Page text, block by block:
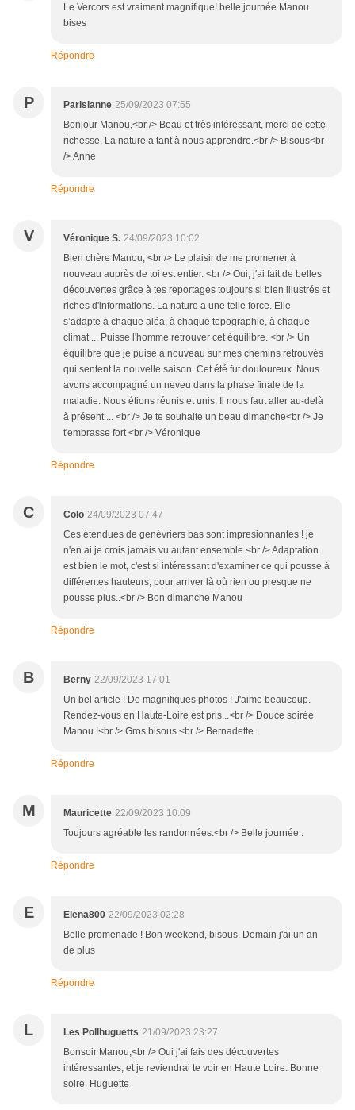
Le Vercors est vraiment magnifique! belle journée Manou
bises
Répondre
P Parisianne 25/09/2023 07:55
Bonjour Manou,<br /> Beau et très intéressant, merci de cette
richesse. La nature a tant à nous apprendre.<br /> Bisous<br
/> Anne
Répondre
V Véronique S. 24/09/2023 10:02
Bien chère Manou, <br /> Le plaisir de me promener à
nouveau auprès de toi est entier. <br /> Oui, j'ai fait de belles
découvertes grâce à tes reportages toujours si bien illustrés et
riches d'informations. La nature a une telle force. Elle
s’adapte à chaque aléa, à chaque topographie, à chaque
climat ... Puisse l'homme retrouver cet équilibre. <br /> Un
équilibre que je puise à nouveau sur mes chemins retrouvés
qui sentent la nouvelle saison. Cet été fut douloureux. Nous
avons accompagné un neveu dans la phase finale de la
maladie. Nous étions réunis et unis. Il nous faut aller au-delà
à présent ... <br /> Je te souhaite un beau dimanche<br /> Je
t'embrasse fort <br /> Véronique
Répondre
C Colo 24/09/2023 07:47
Ces étendues de genévriers bas sont impresionnantes ! je
n'en ai je crois jamais vu autant ensemble.<br /> Adaptation
est bien le mot, c'est si intéressant d'examiner ce qui pousse à
différentes hauteurs, pour arriver là où rien ou presque ne
pousse plus..<br /> Bon dimanche Manou
Répondre
B Berny 22/09/2023 17:01
Un bel article ! De magnifiques photos ! J'aime beaucoup.
Rendez-vous en Haute-Loire est pris...<br /> Douce soirée
Manou !<br /> Gros bisous.<br /> Bernadette.
Répondre
M Mauricette 22/09/2023 10:09
Toujours agréable les randonnées.<br /> Belle journée .
Répondre
E Elena800 22/09/2023 02:28
Belle promenade ! Bon weekend, bisous. Demain j'ai un an
de plus
Répondre
L Les Pollhuguetts 21/09/2023 23:27
Bonsoir Manou,<br /> Oui j'ai fais des découvertes
intéressantes, et je reviendrai te voir en Haute Loire. Bonne
soire. Huguette